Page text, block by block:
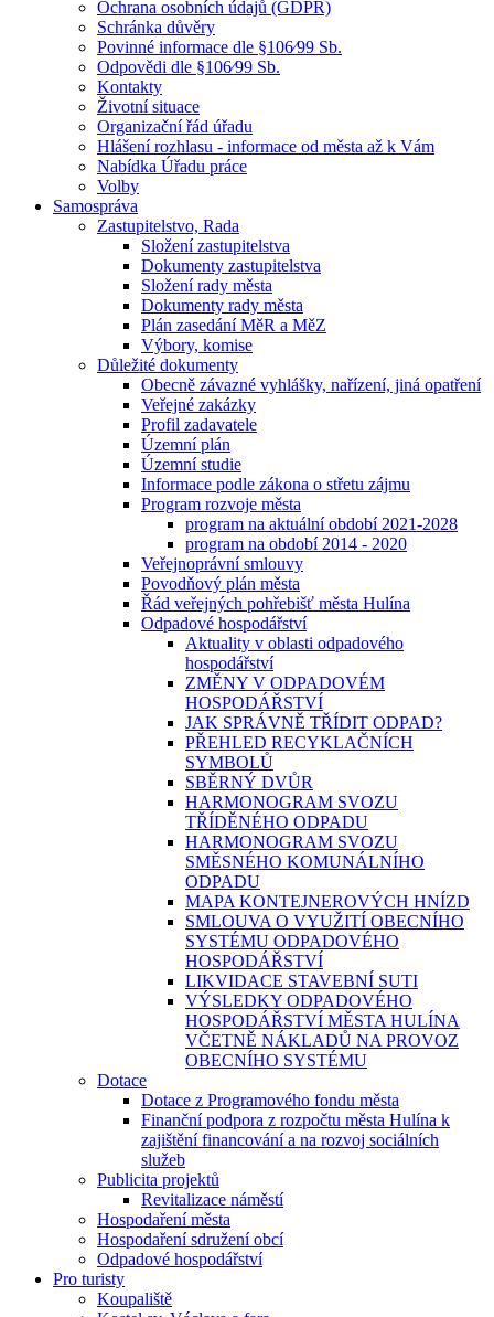
Ochrana osobních údajů (GDPR)
Schránka důvěry
Povinné informace dle §106⁄99 Sb.
Odpovědi dle §106⁄99 Sb.
Kontakty
Životní situace
Organizační řád úřadu
Hlášení rozhlasu - informace od města až k Vám
Nabídka Úřadu práce
Volby
Samospráva
Zastupitelstvo, Rada
Složení zastupitelstva
Dokumenty zastupitelstva
Složení rady města
Dokumenty rady města
Plán zasedání MěR a MěZ
Výbory, komise
Důležité dokumenty
Obecně závazné vyhlášky, nařízení, jiná opatření
Veřejné zakázky
Profil zadavatele
Územní plán
Územní studie
Informace podle zákona o střetu zájmu
Program rozvoje města
program na aktuální období 2021-2028
program na období 2014 - 2020
Veřejnoprávní smlouvy
Povodňový plán města
Řád veřejných pohřebišť města Hulína
Odpadové hospodářství
Aktuality v oblasti odpadového
hospodářství
ZMĚNY V ODPADOVÉM
HOSPODÁŘSTVÍ
JAK SPRÁVNĚ TŘÍDIT ODPAD?
PŘEHLED RECYKLAČNÍCH
SYMBOLŮ
SBĚRNÝ DVŮR
HARMONOGRAM SVOZU
TŘÍDĚNÉHO ODPADU
HARMONOGRAM SVOZU
SMĚSNÉHO KOMUNÁLNÍHO
ODPADU
MAPA KONTEJNEROVÝCH HNÍZD
SMLOUVA O VYUŽITÍ OBECNÍHO
SYSTÉMU ODPADOVÉHO
HOSPODÁŘSTVÍ
LIKVIDACE STAVEBNÍ SUTI
VÝSLEDKY ODPADOVÉHO
HOSPODÁŘSTVÍ MĚSTA HULÍNA
VČETNĚ NÁKLADŮ NA PROVOZ
OBECNÍHO SYSTÉMU
Dotace
Dotace z Programového fondu města
Finanční podpora z rozpočtu města Hulína k
zajištění financování a na rozvoj sociálních
služeb
Publicita projektů
Revitalizace náměstí
Hospodaření města
Hospodaření sdružení obcí
Odpadové hospodářství
Pro turisty
Koupaliště